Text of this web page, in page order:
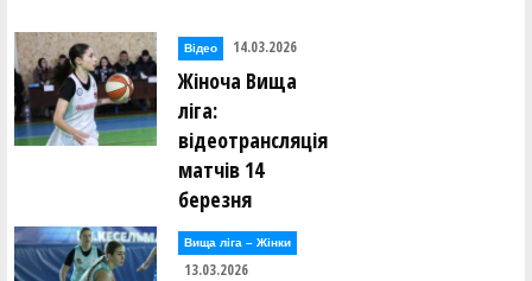
Відео 14.03.2026
Жіноча Вища
ліга:
відеотрансляція
матчів 14
березня
Вища лiга – Жiнки
13.03.2026